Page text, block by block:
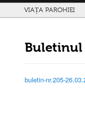
VIAȚA PAROHIEI
Buletinul
buletin-nr.205-